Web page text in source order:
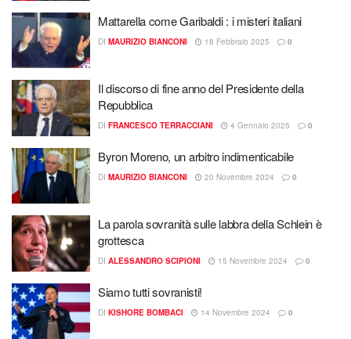
Mattarella come Garibaldi : i misteri italiani
DI MAURIZIO BIANCONI 18 Febbraio 2025 0
Il discorso di fine anno del Presidente della
Repubblica
DI FRANCESCO TERRACCIANI 4 Gennaio 2025 0
Byron Moreno, un arbitro indimenticabile
DI MAURIZIO BIANCONI 20 Novembre 2024 0
La parola sovranità sulle labbra della Schlein è
grottesca
DI ALESSANDRO SCIPIONI 15 Novembre 2024 0
Siamo tutti sovranisti!
DI KISHORE BOMBACI 14 Novembre 2024 0